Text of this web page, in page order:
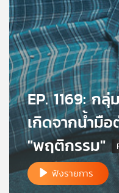
เครือ
ข่าย
วิทยุ
ไทย
พี
บี
เอส
แผนที่
วิทยุ
เครือ
EP. 1169: กลุ่
เกิดจากน้ำมือ
"พฤติกรรม"
ฟังรายการ